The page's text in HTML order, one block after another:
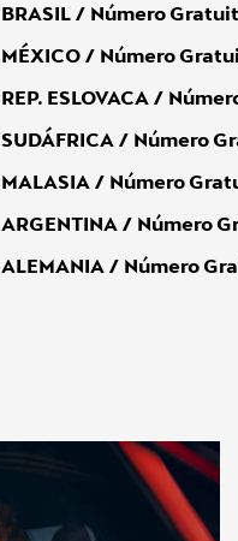
BRASIL / Número
MÉXICO / Número
REP. ESLOVACA /
SUDÁFRICA / Número
MALASIA / Número
ARGENTINA / Número
ALEMANIA / Número